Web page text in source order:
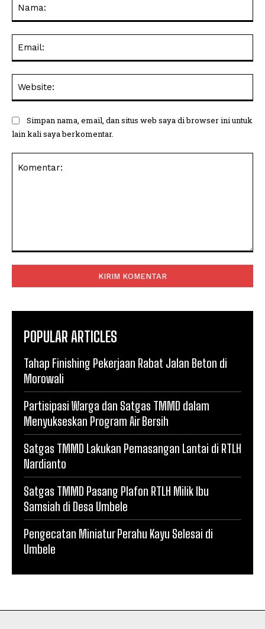
Simpan nama, email, dan situs web saya di browser ini untuk
lain kali saya berkomentar.
POPULAR ARTICLES
Tahap Finishing Pekerjaan Rabat Jalan Beton di
Morowali
Partisipasi Warga dan Satgas TMMD dalam
Menyukseskan Program Air Bersih
Satgas TMMD Lakukan Pemasangan Lantai di RTLH
Nardianto
Satgas TMMD Pasang Plafon RTLH Milik Ibu
Samsiah di Desa Umbele
Pengecatan Miniatur Perahu Kayu Selesai di
Umbele